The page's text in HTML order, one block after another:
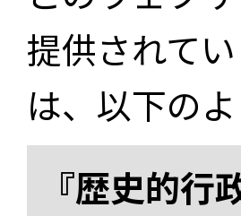
提供されて
は、以下の
『歴史的